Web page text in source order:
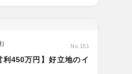
No.151
利450万円】好立地のイ